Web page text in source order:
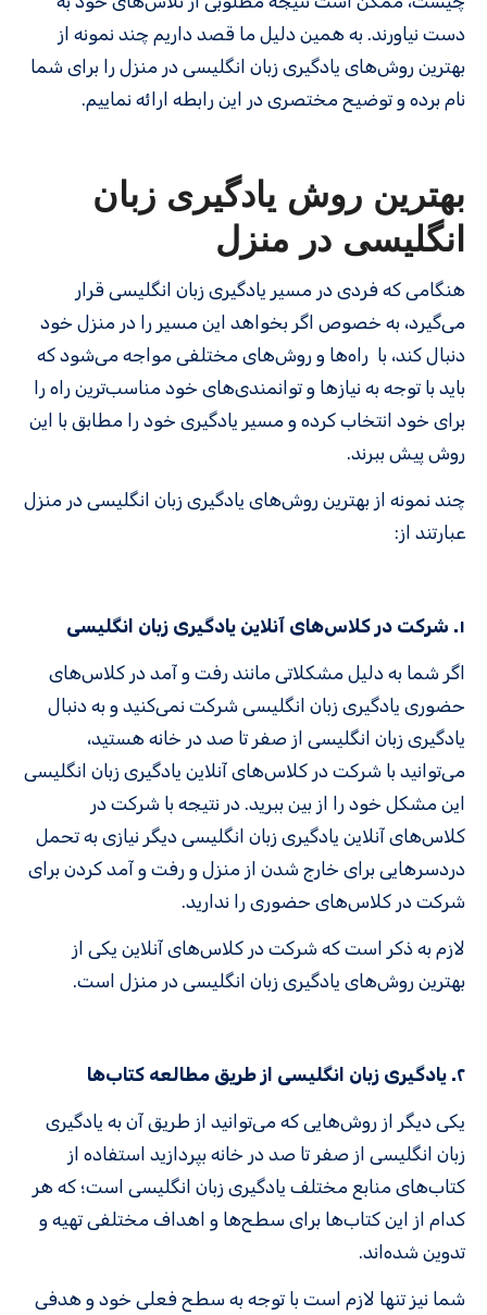
دست نیاورند. به همین دلیل ما قصد داریم چند نمونه از
بهترین روش‌های یادگیری زبان انگلیسی در منزل را برای شما
نام برده و توضیح مختصری در این رابطه ارائه نماییم.
بهترین روش یادگیری زبان
انگلیسی در منزل
هنگامی که فردی در مسیر یادگیری زبان انگلیسی قرار
می‌گیرد، به خصوص اگر بخواهد این مسیر را در منزل خود
دنبال کند، با راه‌ها و روش‌های مختلفی مواجه می‌شود که
باید با توجه به نیازها و توانمندی‌های خود مناسب‌ترین راه را
برای خود انتخاب کرده و مسیر یادگیری خود را مطابق با این
روش پیش ببرند.
چند نمونه از بهترین روش‌های یادگیری زبان انگلیسی در منزل
عبارتند از:
۱. شرکت در کلاس‌های آنلاین یادگیری زبان انگلیسی
اگر شما به دلیل مشکلاتی مانند رفت و آمد در کلاس‌های
حضوری یادگیری زبان انگلیسی شرکت نمی‌کنید و به دنبال
یادگیری زبان انگلیسی از صفر تا صد در خانه هستید،
می‌توانید با شرکت در کلاس‌های آنلاین یادگیری زبان انگلیسی
این مشکل خود را از بین ببرید. در نتیجه با شرکت در
کلاس‌های آنلاین یادگیری زبان انگلیسی دیگر نیازی به تحمل
دردسرهایی برای خارج شدن از منزل و رفت و آمد کردن برای
شرکت در کلاس‌های حضوری را ندارید.
لازم به ذکر است که شرکت در کلاس‌های آنلاین یکی از
بهترین روش‌های یادگیری زبان انگلیسی در منزل است.
۲. یادگیری زبان انگلیسی از طریق مطالعه کتاب‌ها
یکی دیگر از روش‌هایی که می‌توانید از طریق آن به یادگیری
زبان انگلیسی از صفر تا صد در خانه بپردازید استفاده از
کتاب‌های منابع مختلف یادگیری زبان انگلیسی است؛ که هر
کدام از این کتاب‌ها برای سطح‌ها و اهداف مختلفی تهیه و
تدوین شده‌اند.
شما نیز تنها لازم است با توجه به سطح فعلی خود و هدفی